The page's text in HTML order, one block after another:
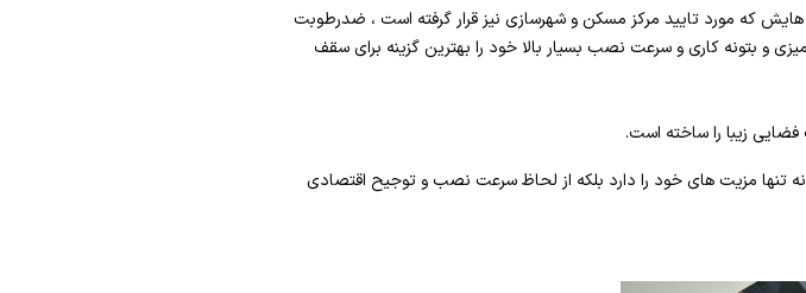
که مورد تایید مرکز مسکن و شهرسازی نیز قرار گرفته است ، ضدرطوبت
و بتونه کاری و سرعت نصب بسیار بالا خود را بهترین گزینه برای سقف
زیبا را ساخته است.
مزیت های خود را دارد بلکه از لحاظ سرعت نصب و توجیح اقتصادی